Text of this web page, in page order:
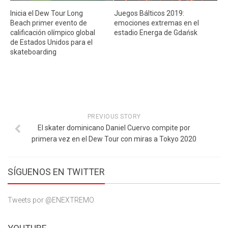
Inicia el Dew Tour Long
Beach primer evento de
calificación olímpico global
de Estados Unidos para el
skateboarding
Juegos Bálticos 2019:
emociones extremas en el
estadio Energa de Gdańsk
PREVIOUS STORY
El skater dominicano Daniel Cuervo compite por
primera vez en el Dew Tour con miras a Tokyo 2020
SÍGUENOS EN TWITTER
Tweets por @ENEXTREMO